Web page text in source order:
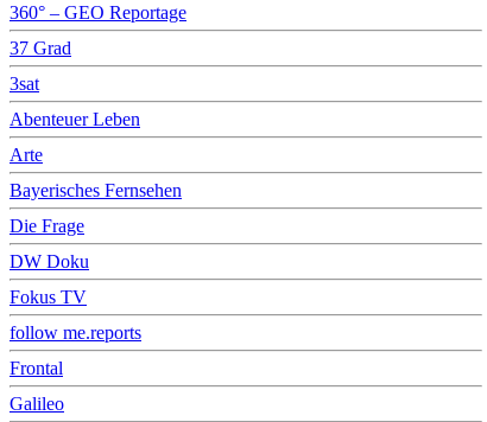
360° – GEO Reportage
37 Grad
3sat
Abenteuer Leben
Arte
Bayerisches Fernsehen
Die Frage
DW Doku
Fokus TV
follow me.reports
Frontal
Galileo